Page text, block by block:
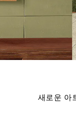
새로운 아